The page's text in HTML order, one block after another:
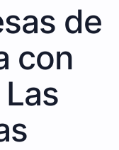
de
con